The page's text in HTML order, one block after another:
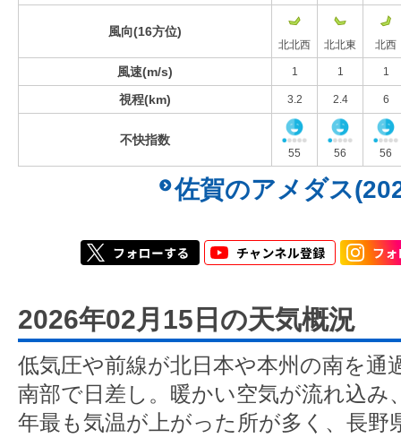
風向(16方位)
北北西 北北東 北西
風速(m/s) 1 1 1
視程(km) 3.2 2.4 6
不快指数
55 56 56
佐賀のアメダス
2026年02月15日の天気概況
低気圧や前線が北日本や本州の南を通
南部で日差し。暖かい空気が流れ込み
年最も気温が上がった所が多く、長野